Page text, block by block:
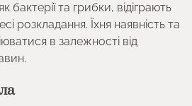
бактерії та грибки, відіграють
розкладання. Їхня наявність та
в залежності від